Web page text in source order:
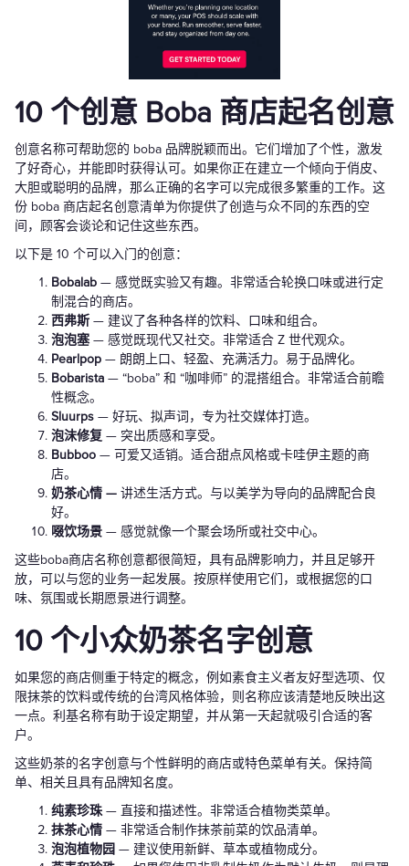
10 个创意 Boba 商店起名创意
创意名称可帮助您的 boba 品牌脱颖而出。它们增加了个性，激发
了好奇心，并能即时获得认可。如果你正在建立一个倾向于俏皮、
大胆或聪明的品牌，那么正确的名字可以完成很多繁重的工作。这
份 boba 商店起名创意清单为你提供了创造与众不同的东西的空
间，顾客会谈论和记住这些东西。
以下是 10 个可以入门的创意：
Bobalab — 感觉既实验又有趣。非常适合轮换口味或进行定
制混合的商店。
西弗斯 — 建议了各种各样的饮料、口味和组合。
泡泡塞 — 感觉既现代又社交。非常适合 Z 世代观众。
Pearlpop — 朗朗上口、轻盈、充满活力。易于品牌化。
Bobarista — “boba” 和 “咖啡师” 的混搭组合。非常适合前瞻
性概念。
Sluurps — 好玩、拟声词，专为社交媒体打造。
泡沫修复 — 突出质感和享受。
Bubboo — 可爱又适销。适合甜点风格或卡哇伊主题的商
店。
奶茶心情 — 讲述生活方式。与以美学为导向的品牌配合良
好。
啜饮场景 — 感觉就像一个聚会场所或社交中心。
这些boba商店名称创意都很简短，具有品牌影响力，并且足够开
放，可以与您的业务一起发展。按原样使用它们，或根据您的口
味、氛围或长期愿景进行调整。
10 个小众奶茶名字创意
如果您的商店侧重于特定的概念，例如素食主义者友好型选项、仅
限抹茶的饮料或传统的台湾风格体验，则名称应该清楚地反映出这
一点。利基名称有助于设定期望，并从第一天起就吸引合适的客
户。
这些奶茶的名字创意与个性鲜明的商店或特色菜单有关。保持简
单、相关且具有品牌知名度。
纯素珍珠— 直接和描述性。非常适合植物类菜单。
抹茶心情 — 非常适合制作抹茶前菜的饮品清单。
泡泡植物园 — 建议使用新鲜、草本或植物成分。